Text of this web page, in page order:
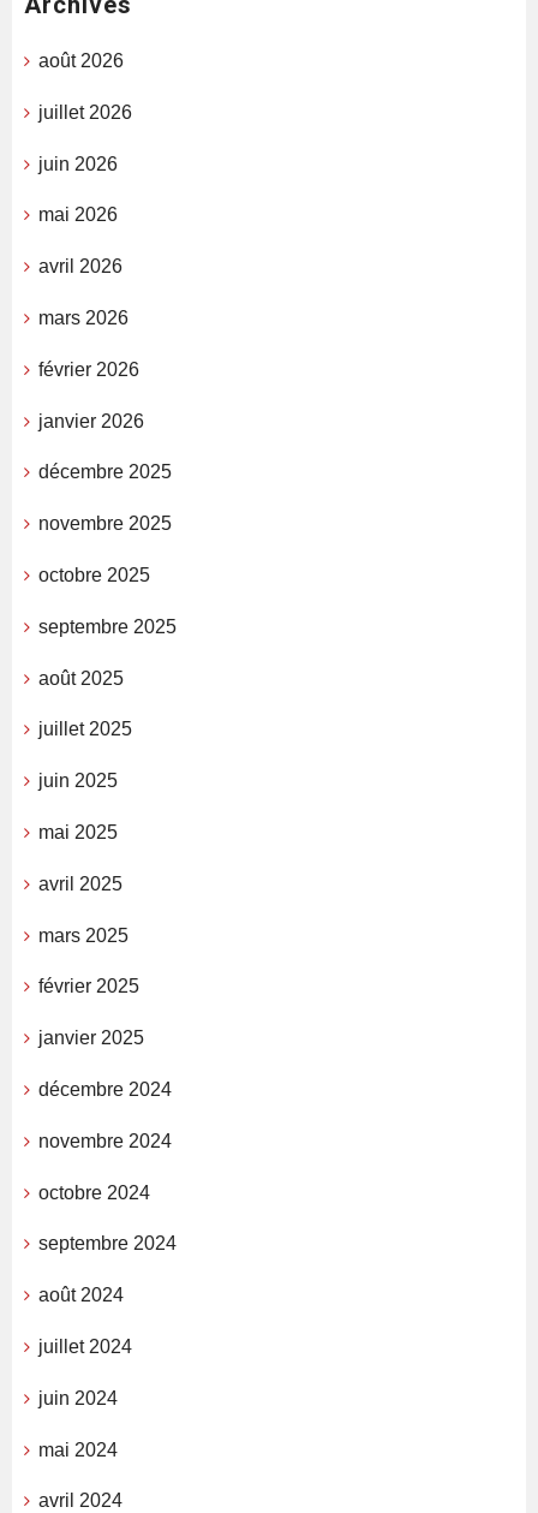
août 2026
juillet 2026
juin 2026
mai 2026
avril 2026
mars 2026
février 2026
janvier 2026
décembre 2025
novembre 2025
octobre 2025
septembre 2025
août 2025
juillet 2025
juin 2025
mai 2025
avril 2025
mars 2025
février 2025
janvier 2025
décembre 2024
novembre 2024
octobre 2024
septembre 2024
août 2024
juillet 2024
juin 2024
mai 2024
avril 2024